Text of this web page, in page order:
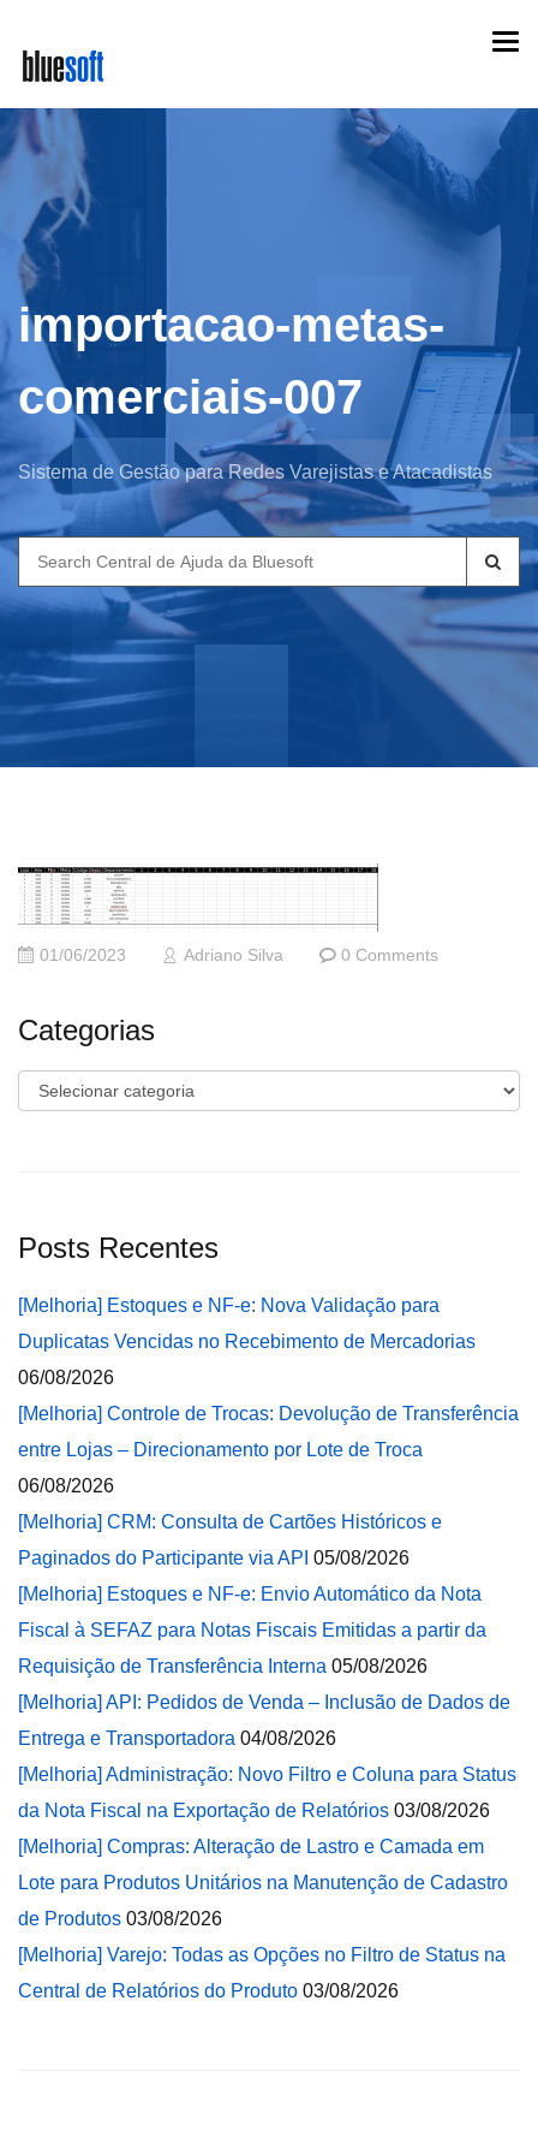
main
content
importacao-metas-
comerciais-007
Sistema de Gestão para Redes Varejistas e Atacadistas
Search
for:
01/06/2023 Adriano Silva 0 Comments
Categorias
Categorias
Posts Recentes
[Melhoria] Estoques e NF-e: Nova Validação para
Duplicatas Vencidas no Recebimento de Mercadorias
06/08/2026
[Melhoria] Controle de Trocas: Devolução de Transferência
entre Lojas – Direcionamento por Lote de Troca
06/08/2026
[Melhoria] CRM: Consulta de Cartões Históricos e
Paginados do Participante via API 05/08/2026
[Melhoria] Estoques e NF-e: Envio Automático da Nota
Fiscal à SEFAZ para Notas Fiscais Emitidas a partir da
Requisição de Transferência Interna 05/08/2026
[Melhoria] API: Pedidos de Venda – Inclusão de Dados de
Entrega e Transportadora 04/08/2026
[Melhoria] Administração: Novo Filtro e Coluna para Status
da Nota Fiscal na Exportação de Relatórios 03/08/2026
[Melhoria] Compras: Alteração de Lastro e Camada em
Lote para Produtos Unitários na Manutenção de Cadastro
de Produtos 03/08/2026
[Melhoria] Varejo: Todas as Opções no Filtro de Status na
Central de Relatórios do Produto 03/08/2026